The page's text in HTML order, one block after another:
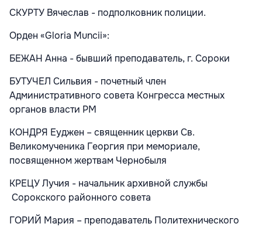
СКУРТУ Вячеслав - подполковник полиции.
Орден «Gloria Muncii»:
БЕЖАН Анна - бывший преподаватель, г. Сороки
БУТУЧЕЛ Сильвия - почетный член
Административного совета Конгресса местных
органов власти РМ
КОНДРЯ Еуджен – священник церкви Св.
Великомученика Георгия при мемориале,
посвященном жертвам Чернобыля
КРЕЦУ Лучия - начальник архивной службы
Сорокского районного совета
ГОРИЙ Мария – преподаватель Политехнического